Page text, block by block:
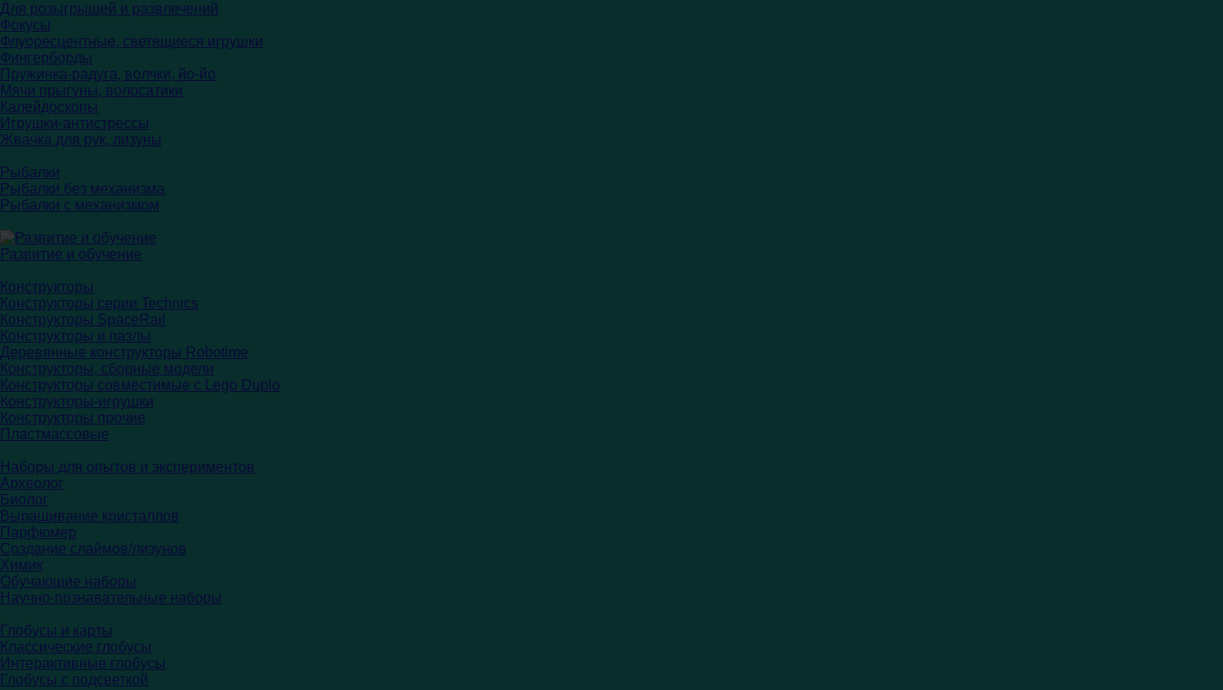
Для розыгрышей и развлечений
Фокусы
Флуоресцентные, светящиеся игрушки
Фингерборды
Пружинка-радуга, волчки, йо-йо
Мячи прыгуны, волосатики
Калейдоскопы
Игрушки-антистрессы
Жвачка для рук, лизуны
Рыбалки
Рыбалки без механизма
Рыбалки с механизмом
Развитие и обучение
Конструкторы
Конструкторы серии Technics
Конструкторы SpaceRail
Конструкторы и пазлы
Деревянные конструкторы Robotime
Конструкторы, сборные модели
Конструкторы совместимые с Lego Duplo
Конструкторы-игрушки
Конструкторы прочие
Пластмассовые
Наборы для опытов и экспериментов
Археолог
Биолог
Выращивание кристаллов
Парфюмер
Создание слаймов/лизунов
Химик
Обучающие наборы
Научно-познавательные наборы
Глобусы и карты
Классические глобусы
Интерактивные глобусы
Глобусы с подсветкой